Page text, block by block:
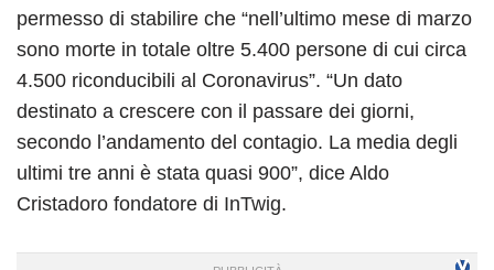
permesso di stabilire che “nell’ultimo mese di marzo
sono morte in totale oltre 5.400 persone di cui circa
4.500 riconducibili al Coronavirus”. “Un dato
destinato a crescere con il passare dei giorni,
secondo l’andamento del contagio. La media degli
ultimi tre anni è stata quasi 900”, dice Aldo
Cristadoro fondatore di InTwig.